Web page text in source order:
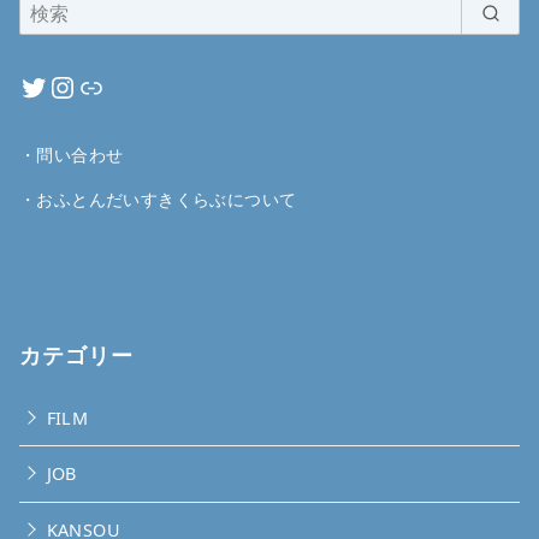
・ 問い合わせ
・ おふとんだいすきくらぶについて
カテゴリー
FILM
JOB
KANSOU